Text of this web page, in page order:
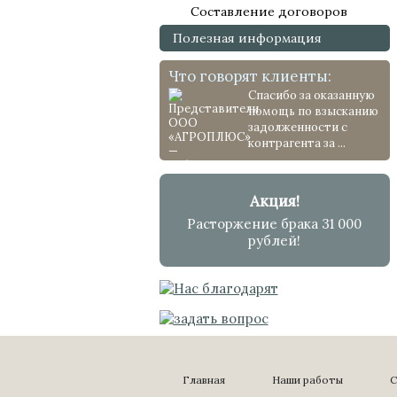
Составление договоров
Полезная информация
Что говорят клиенты:
Спасибо за оказанную
помощь по взысканию
задолженности с
контрагента за ...
Акция!
Расторжение брака 31 000
рублей!
Главная Наши работы